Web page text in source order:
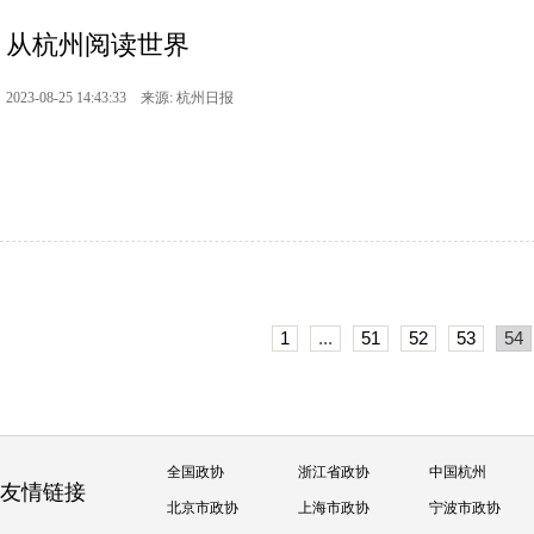
从杭州阅读世界
2023-08-25 14:43:33 来源: 杭州日报
1 ... 51 52 53 54
友情链接
全国政协 浙江省政协 中国杭州
北京市政协 上海市政协 宁波市政协